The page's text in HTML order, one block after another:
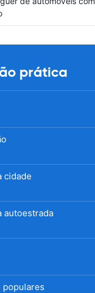
prática
cidade
autoestrada
populares